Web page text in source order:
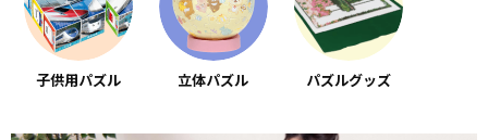
子供用パズル 立体パズル パズルグッズ